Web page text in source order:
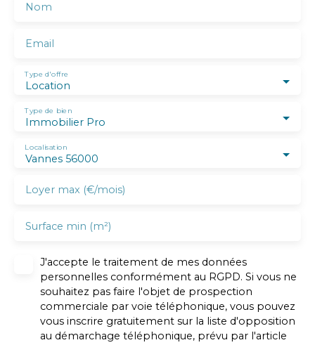
Nom
Email
Location
Type d'offre
Immobilier Pro
Type de bien
Vannes 56000
Localisation
Loyer max (€/mois)
Surface min (m²)
J'accepte le traitement de mes données
personnelles conformément au RGPD. Si vous ne
souhaitez pas faire l'objet de prospection
commerciale par voie téléphonique, vous pouvez
vous inscrire gratuitement sur la liste d'opposition
au démarchage téléphonique, prévu par l'article